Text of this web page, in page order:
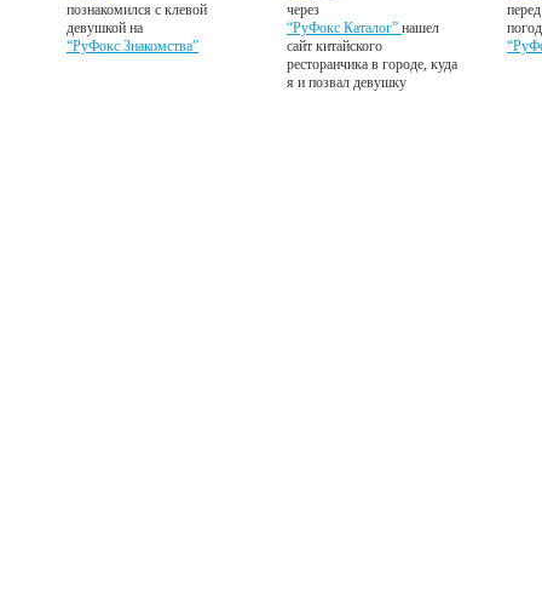
познакомился с клевой
девушкой на
“РуФокс Знакомства”
через
“РуФокс Каталог”нашел
сайт китайского
ресторанчика в городе, куда
я и позвал девушку